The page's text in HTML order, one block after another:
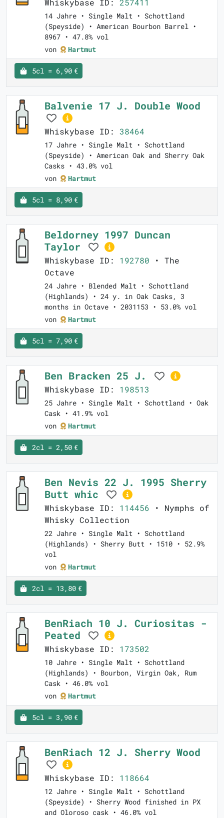
Whiskybase ID: 257411
14 Jahre • Single Malt • Schottland
(Speyside) • American Bourbon Barrel •
8967 • 47.8% vol
von
Hartmut
5cl = 6,90 €
Balvenie 17 J. Double Wood
Whiskybase ID: 38464
17 Jahre • Single Malt • Schottland
(Speyside) • American Oak and Sherry Oak
Casks • 43.0% vol
von
Hartmut
5cl = 8,90 €
Beldorney 1997 Duncan
Taylor
Whiskybase ID: 192780 • The
Octave
24 Jahre • Blended Malt • Schottland
(Highlands) • 24 y. in Oak Casks, 3
months in Octave • 2031153 • 53.0% vol
von
Hartmut
5cl = 7,90 €
Ben Bracken 25 J.
Whiskybase ID: 198513
25 Jahre • Single Malt • Schottland • Oak
Cask • 41.9% vol
von
Hartmut
2cl = 2,50 €
Ben Nevis 22 J. 1995 Sherry
Butt whic
Whiskybase ID: 114456 • Nymphs of
Whisky Collection
22 Jahre • Single Malt • Schottland
(Highlands) • Sherry Butt • 1510 • 52.9%
vol
von
Hartmut
2cl = 13,80 €
BenRiach 10 J. Curiositas -
Peated
Whiskybase ID: 173502
10 Jahre • Single Malt • Schottland
(Highlands) • Bourbon, Virgin Oak, Rum
Cask • 46.0% vol
von
Hartmut
5cl = 3,90 €
BenRiach 12 J. Sherry Wood
Whiskybase ID: 118664
12 Jahre • Single Malt • Schottland
(Speyside) • Sherry Wood finished in PX
and Oloroso cask • 46.0% vol